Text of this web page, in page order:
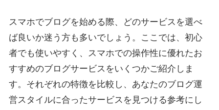
スマホでブログを始める際、どのサービスを選べ
ば良いか迷う方も多いでしょう。ここでは、初心
者でも使いやすく、スマホでの操作性に優れたお
すすめのブログサービスをいくつかご紹介しま
す。それぞれの特徴を比較し、あなたのブログ運
営スタイルに合ったサービスを見つける参考にし